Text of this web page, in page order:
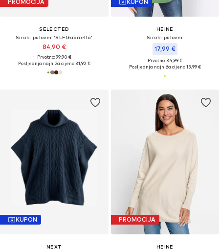
PROMOCIJA
SELECTED
Široki pulover 'SLFGabriella'
84,90 €
Prvotno: 99,90 €
Posljednja najniža cijena:31,92 €
KUPON
HEINE
Široki pulover
17,99 €
Prvotno: 34,99 €
Posljednja najniža cijena:13,99 €
KUPON
NEXT
PROMOCIJA
HEINE